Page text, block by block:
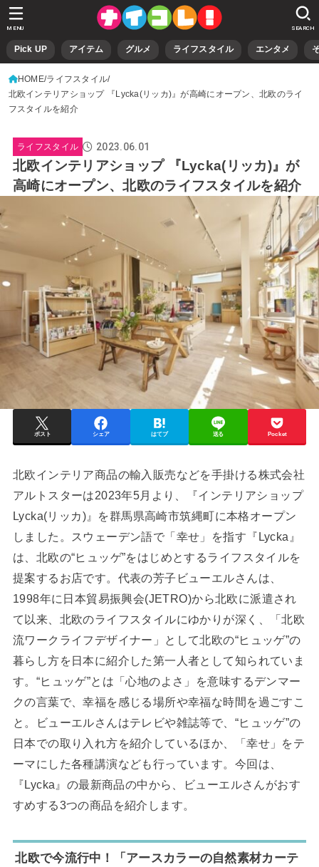
Pick UP アイテム グルメ ライフスタイル エンタメ
SEARCH
MENU
HOME ライフスタイル
北欧インテリアショップ 『Lycka(リッカ)』が高崎にオープン、北欧のライ
フスタイルを紹介
ライフスタイル 2023.06.01
北欧インテリアショップ 『Lycka(リッカ)』が
高崎にオープン、北欧のライフスタイルを紹介
ポスト シェア はてブ 送る Pocket
北欧インテリア商品の輸入販売などを手掛ける株式会社
アルトスターは2023年5月より、『インテリアショップ
Lycka(リッカ)』を群馬県高崎市筑縄町に本格オープン
しました。スウェーデン語で「幸せ」を指す『Lycka』
は、北欧の“ヒュッゲ”をはじめとするライフスタイルを
提案するお店です。代表の芳子ビューエルさんは、
1998年に日本貿易振興会(JETRO)から北欧に派遣され
て以来、北欧のライフスタイルにゆかりが深く、「北欧
流ワークライフデザイナー」として北欧の“ヒュッゲ”の
暮らし方を日本に紹介した第一人者として知られていま
す。“ヒュッゲ”とは「心地のよさ」を意味するデンマー
クの言葉で、幸福を感じる場所や幸福な時間を過ごすこ
と。ビューエルさんはテレビや雑誌等で、“ヒュッゲ”の
日本での取り入れ方を紹介しているほか、「幸せ」をテ
ーマにした各種講演なども行っています。今回は、
『Lycka』の最新商品の中から、ビューエルさんがおす
すめする3つの商品を紹介します。
北欧で今流行中！「アースカラーの自然素材カーテ